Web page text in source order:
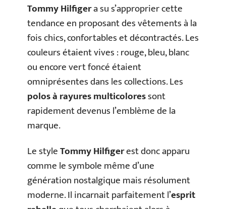
Tommy Hilfigera su s’approprier cette
tendance en proposant des vêtements à la
fois chics, confortables et décontractés. Les
couleurs étaient vives : rouge, bleu, blanc
ou encore vert foncé étaient
omniprésentes dans les collections. Les
polos à rayures multicoloressont
rapidement devenus l’emblème de la
marque.
Le styleTommy Hilfigerest donc apparu
comme le symbole même d’une
génération nostalgique mais résolument
moderne. Il incarnait parfaitement l’esprit